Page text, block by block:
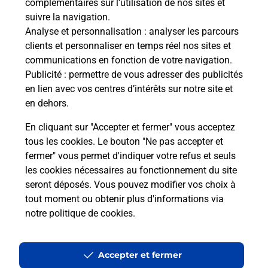
complémentaires sur l’utilisation de nos sites et
suivre la navigation.
Analyse et personnalisation : analyser les parcours
clients et personnaliser en temps réel nos sites et
communications en fonction de votre navigation.
Publicité : permettre de vous adresser des publicités
en lien avec vos centres d’intérêts sur notre site et
en dehors.
En cliquant sur "Accepter et fermer" vous acceptez
tous les cookies. Le bouton "Ne pas accepter et
fermer" vous permet d'indiquer votre refus et seuls
les cookies nécessaires au fonctionnement du site
seront déposés. Vous pouvez modifier vos choix à
tout moment ou obtenir plus d'informations via
notre politique de cookies.
Accepter et fermer
Nièvre COLMERY
Accessibilité : partiellement conforme